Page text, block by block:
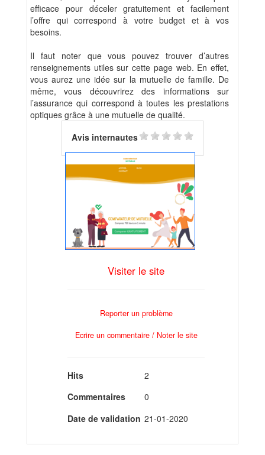
efficace pour déceler gratuitement et facilement
l’offre qui correspond à votre budget et à vos
besoins.
Il faut noter que vous pouvez trouver d’autres
renseignements utiles sur cette page web. En effet,
vous aurez une idée sur la mutuelle de famille. De
même, vous découvrirez des informations sur
l’assurance qui correspond à toutes les prestations
optiques grâce à une mutuelle de qualité.
Avis internautes
Visiter le site
Reporter un problème
Ecrire un commentaire / Noter le site
Hits
2
Commentaires
0
Date de validation 21-01-2020